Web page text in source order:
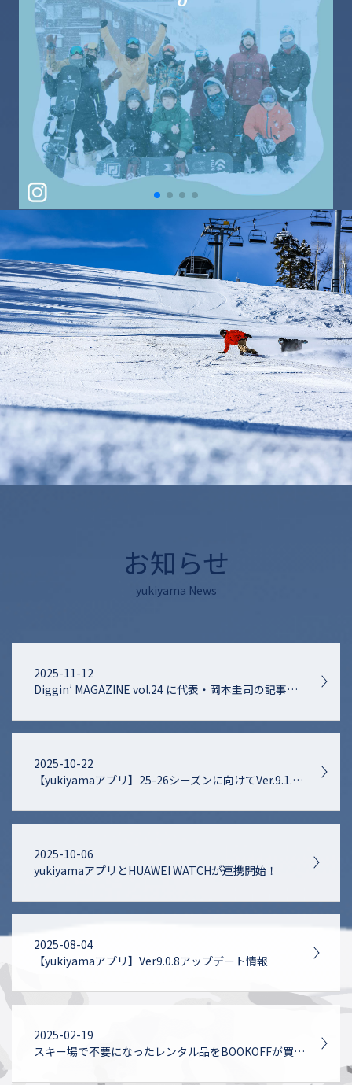
お知らせ
yukiyama News
2025-11-12
Diggin’ MAGAZINE vol.24 に代表・岡本圭司の記事が掲載されました！
2025-10-22
【yukiyamaアプリ】25-26シーズンに向けてVer.9.1.0アップデート！
2025-10-06
yukiyamaアプリとHUAWEI WATCHが連携開始！
2025-08-04
【yukiyamaアプリ】Ver9.0.8アップデート情報
2025-02-19
スキー場で不要になったレンタル品をBOOKOFFが買取！